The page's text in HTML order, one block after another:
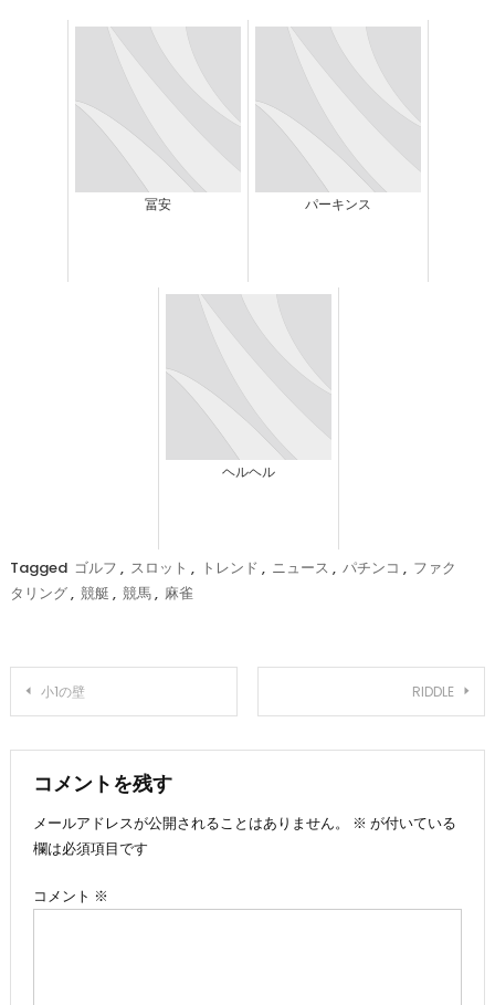
冨安 パーキンス
ヘルヘル
Tagged ゴルフ , スロット , トレンド , ニュース , パチンコ , ファク
タリング, 競艇 , 競馬, 麻雀
投
稿
ナ
ビ
ゲ
小1の壁 RIDDLE
コメントを残す
メールアドレスが公開されることはありません。
※ が付いている
欄は必須項目です
コメント ※